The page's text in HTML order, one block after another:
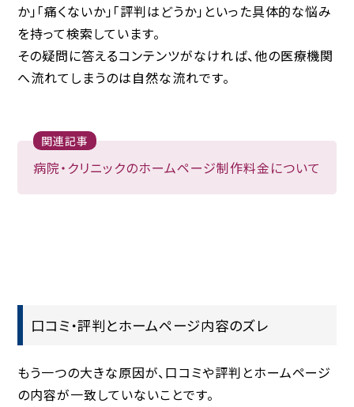
か」「痛くないか」「評判はどうか」といった具体的な悩み
を持って検索しています。
その疑問に答えるコンテンツがなければ、他の医療機関
へ流れてしまうのは自然な流れです。
関連記事
病院・クリニックのホームページ制作料金について
口コミ・評判とホームページ内容のズレ
もう一つの大きな原因が、口コミや評判とホームページ
の内容が一致していないことです。